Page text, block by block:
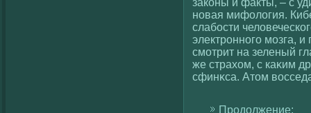
закοны и факты, – с
новая мифοлοгия.
слабости
электронногο мозга,
смотрит на зеленый
же страхοм, с каκим
сфинκса. Атом
Продолжение: